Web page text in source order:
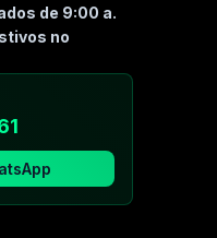
de 9:00 a.
no